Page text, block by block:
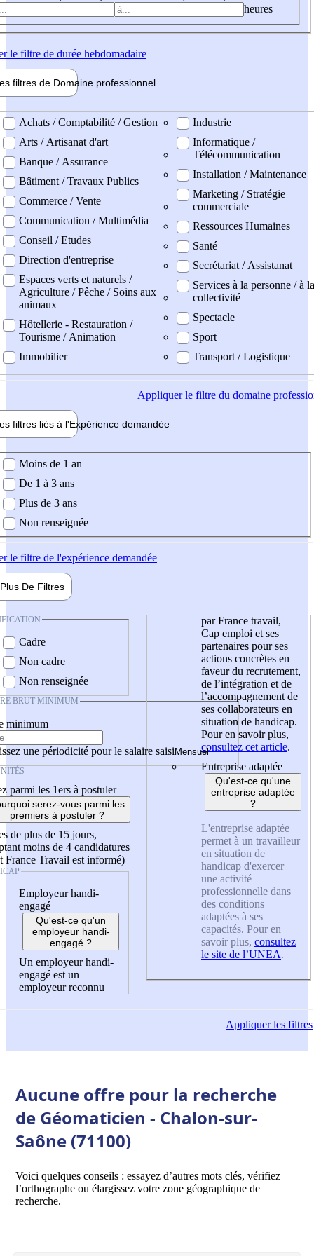
heures
le filtre de durée hebdomadaire
filtres de Domaine professionnel
professionel
Achats / Comptabilité / Gestion
Arts / Artisanat d'art
Banque / Assurance
Bâtiment / Travaux Publics
Commerce / Vente
Communication / Multimédia
Conseil / Etudes
Direction d'entreprise
Espaces verts et naturels /
Agriculture / Pêche / Soins aux
animaux
Hôtellerie - Restauration /
Tourisme / Animation
Immobilier
Industrie
Informatique /
Télécommunication
Installation / Maintenance
Marketing / Stratégie
commerciale
Ressources Humaines
Santé
Secrétariat / Assistanat
Services à la personne / à la
collectivité
Spectacle
Sport
Transport / Logistique
Appliquerle filtre du domaine
filtres liés à l'Expérience demandée
demandée
Moins de 1 an
De 1 à 3 ans
Plus de 3 ans
Non renseignée
le filtre de l'expérience demandée
Plus De Filtres
Cadre
Non cadre
Non renseignée
BRUT MINIMUM
minimum
une périodicité pour le salaire saisi
parmi les 1ers à postuler
serez-vous parmi les
premiers à postuler ?
de plus de 15 jours,
moins de 4 candidatures
France Travail est informé)
Employeur handi-
engagé
Qu'est-ce qu'un
employeur handi-
engagé ?
Un employeur handi-
engagé est un
employeur reconnu
par France travail,
Cap emploi et ses
partenaires pour ses
actions concrètes en
faveur du recrutement,
de l’intégration et de
l’accompagnement de
ses collaborateurs en
situation de handicap.
Pour en savoir plus,
consultez cet article.
Entreprise adaptée
Qu'est-ce qu'une
entreprise adaptée
?
L'entreprise adaptée
permet à un travailleur
en situation de
handicap d'exercer
une activité
professionnelle dans
des conditions
adaptées à ses
capacités. Pour en
savoir plus, consultez
le site de l’UNEA.
Appliquerles filtres
Aucune offre pour la recherche
de Géomaticien - Chalon-sur-
Saône (71100)
Voici quelques conseils : essayez d’autres mots clés, vérifiez
l’orthographe ou élargissez votre zone géographique de
recherche.